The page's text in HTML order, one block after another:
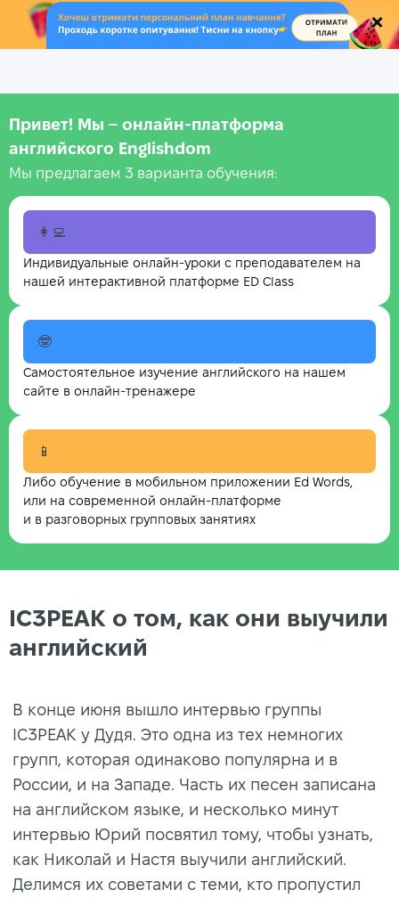
.
Привет! Мы – онлайн‑платформа
английского Englishdom
Мы предлагаем 3 варианта обучения:
👩‍💻
Индивидуальные онлайн-уроки с преподавателем на
нашей интерактивной платформе ED Class
🤓
Самостоятельное изучение английского на нашем
сайте в онлайн-тренажере
📱
Либо обучение в мобильном приложении Ed Words,
или на современной онлайн-платформе
и в разговорных групповых занятиях
IC3PEAK о том, как они выучили
английский
В конце июня вышло интервью группы
IC3PEAK у Дудя. Это одна из тех немногих
групп, которая одинаково популярна и в
России, и на Западе. Часть их песен записана
на английском языке, и несколько минут
интервью Юрий посвятил тому, чтобы узнать,
как Николай и Настя выучили английский.
Делимся их советами с теми, кто пропустил